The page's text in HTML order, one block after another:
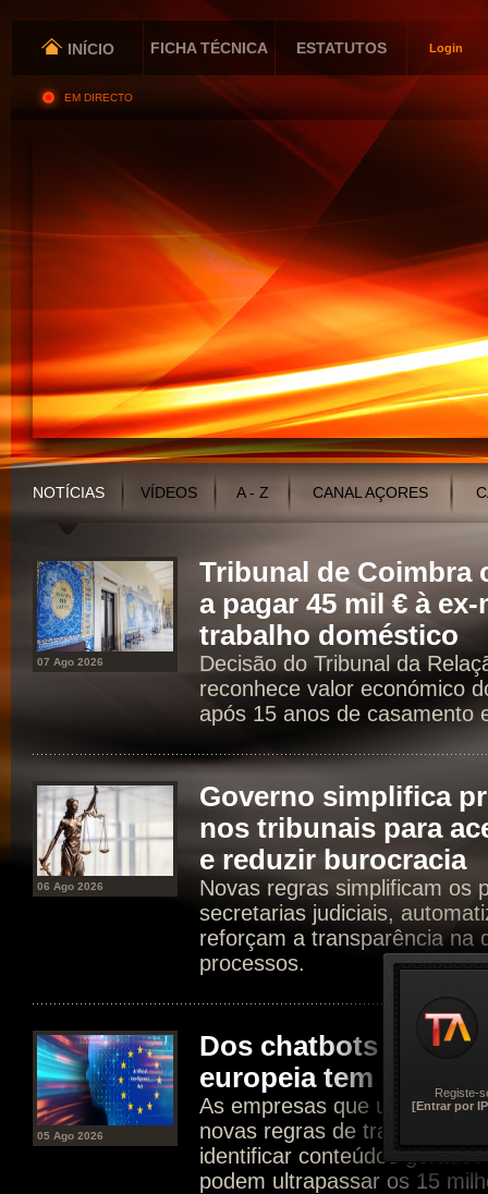
INÍCIO FICHA TÉCNICA ESTATUTOS Login
EM DIRECTO
NOTÍCIAS VÍDEOS A - Z CANAL AÇORES
07 Ago 2026
Tribunal de Coimbra
a pagar 45 mil € à
trabalho doméstico
Decisão do Tribunal da
reconhece valor económico
após 15 anos de casamento
06 Ago 2026
Governo simplifica
nos tribunais para
e reduzir burocracia
Novas regras simplificam os
secretarias judiciais,
reforçam a transparência na
processos.
05 Ago 2026
Dos chatbots aos
europeia tem agora
As empresas que usam IA
novas regras de
identificar conteúdos
podem ultrapassar os 15
Registe-
[Entrar por